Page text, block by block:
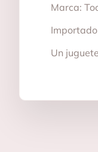
Marca:
Importado
Un